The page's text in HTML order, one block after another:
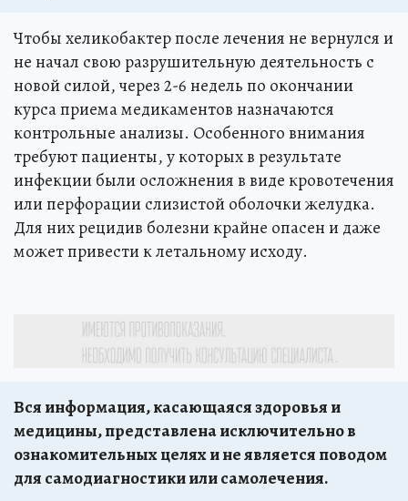
Чтобы хеликобактер после лечения не вернулся и
не начал свою разрушительную деятельность с
новой силой, через 2-6 недель по окончании
курса приема медикаментов назначаются
контрольные анализы. Особенного внимания
требуют пациенты, у которых в результате
инфекции были осложнения в виде кровотечения
или перфорации слизистой оболочки желудка.
Для них рецидив болезни крайне опасен и даже
может привести к летальному исходу.
Вся информация, касающаяся здоровья и
медицины, представлена исключительно в
ознакомительных целях и не является поводом
для самодиагностики или самолечения.